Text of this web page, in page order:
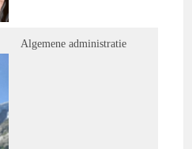
Algemene administratie